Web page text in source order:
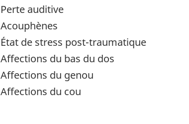
Perte auditive
Acouphènes
État de stress post-traumatique
Affections du bas du dos
Affections du genou
Affections du cou